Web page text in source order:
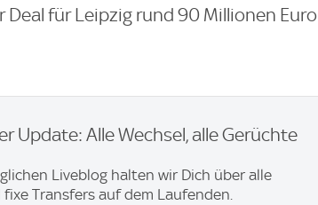
für Leipzig rund 90 Millionen Euro
Update: Alle Wechsel, alle Gerüchte
Liveblog halten wir Dich über alle
Transfers auf dem Laufenden.